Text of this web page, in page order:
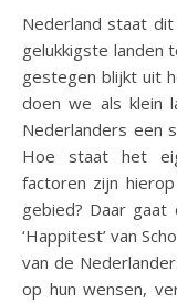
Nederland staat dit jaar op de vijfde plaats in de lijst met
gelukkigste landen
gestegen blijkt uit
doen we als klein
Nederlanders een
Hoe staat het
factoren zijn
gebied? Daar
‘Happitest’ van
van de
op hun wensen,